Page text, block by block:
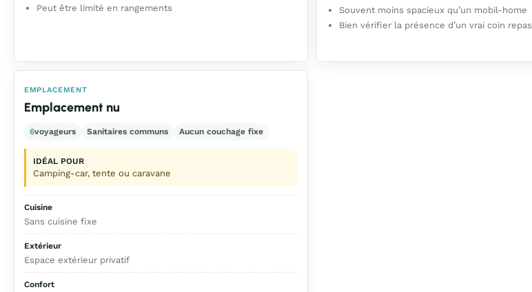
Peut être limité en rangements
Souvent moins spacieux qu’un mobil-home
Bien vérifier la présence d’un vrai coin repas
EMPLACEMENT
Emplacement nu
6voyageurs Sanitaires communs Aucun couchage fixe
IDÉAL POUR
Camping-car, tente ou caravane
Cuisine
Sans cuisine fixe
Extérieur
Espace extérieur privatif
Confort